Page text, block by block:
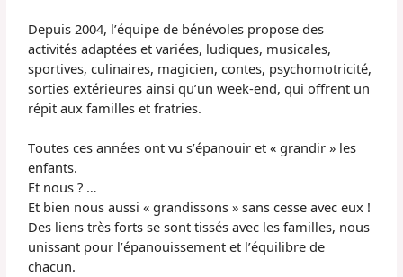
Depuis 2004, l’équipe de bénévoles propose des
activités adaptées et variées, ludiques, musicales,
sportives, culinaires, magicien, contes, psychomotricité,
sorties extérieures ainsi qu’un week-end, qui offrent un
répit aux familles et fratries.
Toutes ces années ont vu s’épanouir et « grandir » les
enfants.
Et nous ? …
Et bien nous aussi « grandissons » sans cesse avec eux !
Des liens très forts se sont tissés avec les familles, nous
unissant pour l’épanouissement et l’équilibre de
chacun.